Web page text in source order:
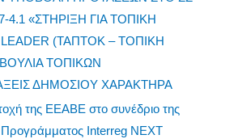
«ΣΤΗΡΙΞΗ ΓΙΑ ΤΟΠΙΚΗ
(ΤΑΠΤΟΚ – ΤΟΠΙΚΗ
ΤΟΠΙΚΩΝ
ΔΗΜΟΣΙΟΥ ΧΑΡΑΚΤΗΡΑ
της ΕΕΑΒΕ στο συνέδριο της
Προγράμματος Interreg NEXT